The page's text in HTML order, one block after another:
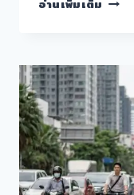
อ่านเพิ่มเติม
รัฐ
เล็ง
ขยาย
เลน
E-
BIKE
ประ